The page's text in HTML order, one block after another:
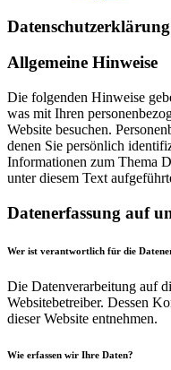
Datenschutzerklärung
Allgemeine Hinweise
Die folgenden Hinweise
was mit Ihren
Website besuchen.
denen Sie persönlich
Informationen zum Thema
unter diesem Text
Datenerfassung auf
Wer ist verantwortlich für die
Die Datenverarbeitung auf
Websitebetreiber. Dessen
dieser Website entnehmen.
Wie erfassen wir Ihre Daten?